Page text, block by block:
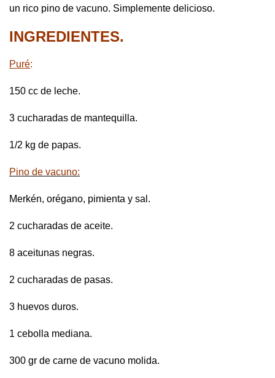
un rico pino de vacuno. Simplemente delicioso.
INGREDIENTES.
Puré:
150 cc de leche.
3 cucharadas de mantequilla.
1/2 kg de papas.
Pino de vacuno:
Merkén, orégano, pimienta y sal.
2 cucharadas de aceite.
8 aceitunas negras.
2 cucharadas de pasas.
3 huevos duros.
1 cebolla mediana.
300 gr de carne de vacuno molida.